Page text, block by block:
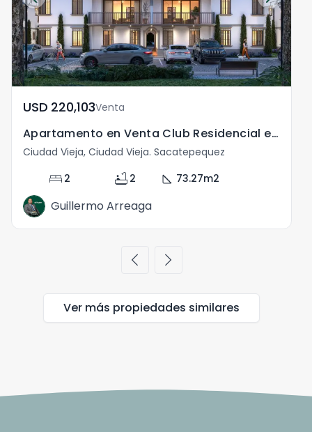
USD	220,103Venta
Apartamento en Venta Club Residencial en Ciudad Vieja
Ciudad Vieja, Ciudad Vieja. Sacatepequez
bed 2 bathtub 2 square_foot 73.27m2
Guillermo Arreaga
chevron_left chevron_right
Ver más propiedades similares